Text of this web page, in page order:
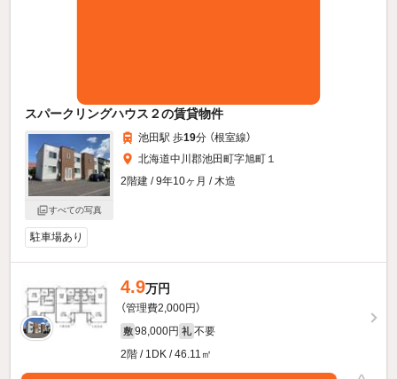
スパークリングハウス２の賃貸物件
すべての写真
池田駅 歩19分 （根室線）
北海道中川郡池田町字旭町１
2階建 / 9年10ヶ月 / 木造
駐車場あり
4.9万円
（管理費2,000円）
敷 98,000円 礼 不要
2階 / 1DK / 46.11㎡